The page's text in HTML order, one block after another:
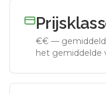
€€ —
het gemiddelde